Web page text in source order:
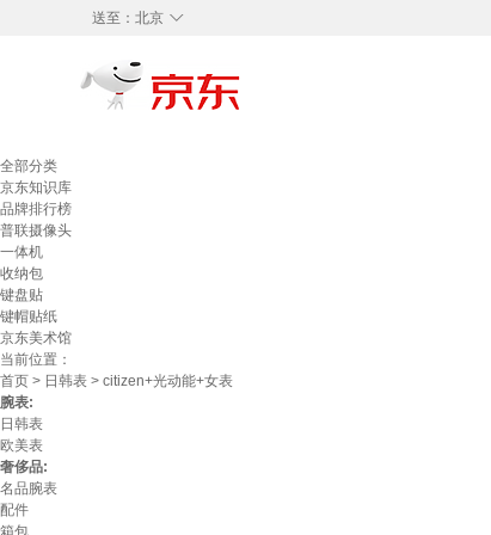
◇
送至： 北京
全部分类
京东知识库
品牌排行榜
普联摄像头
一体机
收纳包
键盘贴
键帽贴纸
京东美术馆
当前位置：
首页 > 日韩表 > citizen+光动能+女表
腕表:
日韩表
欧美表
奢侈品:
名品腕表
配件
箱包